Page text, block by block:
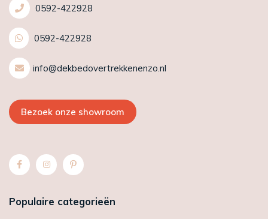
0592-422928
0592-422928
info@dekbedovertrekkenenzo.nl
Bezoek onze showroom
Populaire categorieën